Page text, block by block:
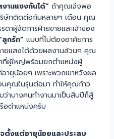
านแซงกันได้” ถ้าคุณเจ๋งพอ
ริษัทติดต่อกันหลายๆ เดือน คุณ
าผู้จัดการฝ่ายขายและเจ้าของ
ลูกรัก” แบบที่ไม่ต้องอาศัยการ
ายแสงได้ด้วยผลงานล้วนๆ คุณ
ที่ผู้ใหญ่พร้อมยกตำแหน่งผู้
ายุน้อยๆ เพราะพวกเขาหวังผล
คุณในรุ่นต่อมา ทำให้คุณก้าว
าบางคนทำงานมาเป็นสิบปีก็สู้
อตำแหน่งครับ
จตั้งแต่อายุน้อยและประสบ